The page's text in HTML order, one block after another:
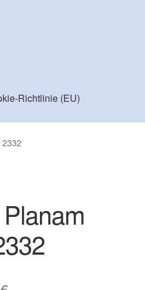
Richtlinie (EU)
(EU)